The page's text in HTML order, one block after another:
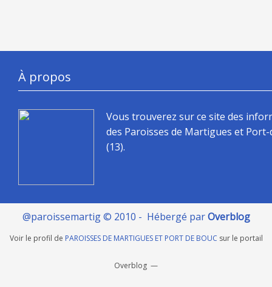
À propos
Vous trouverez sur ce site des
des Paroisses de Martigues et
(13).
@paroissemartig © 2010 - Hébergé parOverblog
Voir le profil de PAROISSES DE MARTIGUES ET PORT DE BOUC sur le portail
Overblog